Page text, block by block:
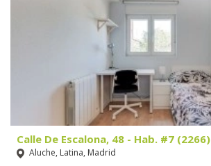
Calle De Escalona, 48 - Hab. #7 (2266)
Aluche, Latina, Madrid